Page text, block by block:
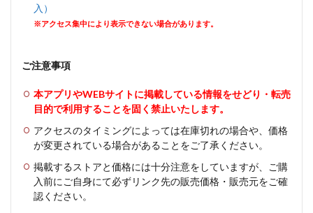
入）
※アクセス集中により表示できない場合があります。
ご注意事項
本アプリやWEBサイトに掲載している情報をせどり・転売
目的で利用することを固く禁止いたします。
アクセスのタイミングによっては在庫切れの場合や、価格
が変更されている場合があることをご了承ください。
掲載するストアと価格には十分注意をしていますが、ご購
入前にご自身にて必ずリンク先の販売価格・販売元をご確
認ください。